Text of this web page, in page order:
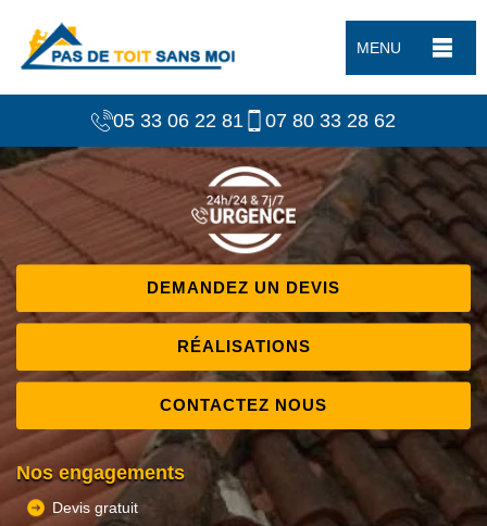
MENU
05 33 06 22 81 07 80 33 28 62
DEMANDEZ UN DEVIS
RÉALISATIONS
CONTACTEZ NOUS
Nos engagements
Devis gratuit